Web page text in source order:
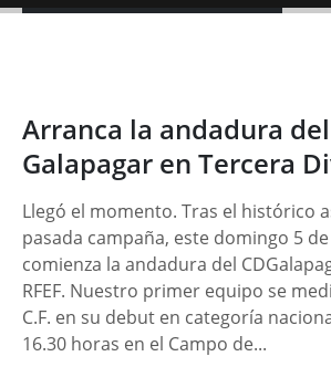
Arranca la andadura del
Galapagar en Tercera
Llegó el momento. Tras el histórico
pasada campaña, este domingo 5
comienza la andadura del
RFEF. Nuestro primer equipo se
C.F. en su debut en categoría
16.30 horas en el Campo de...